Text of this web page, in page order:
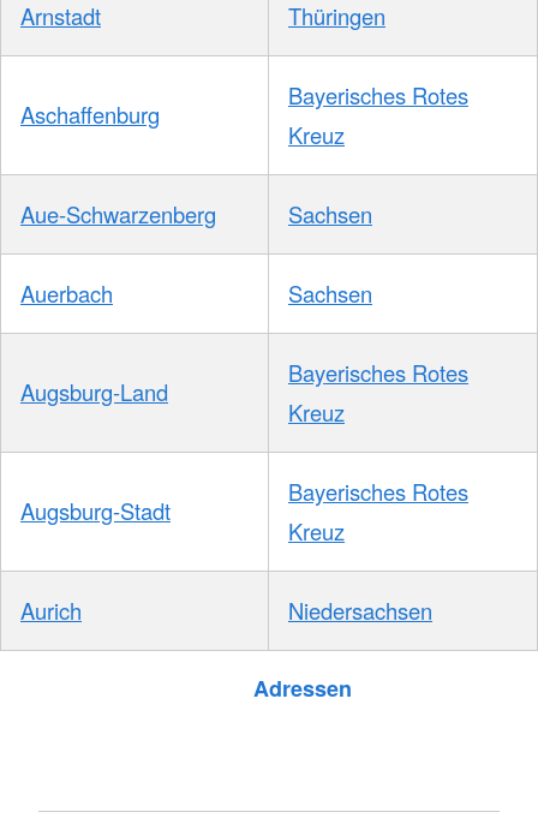
Arnstadt Thüringen
Aschaffenburg
Bayerisches Rotes
Kreuz
Aue-Schwarzenberg Sachsen
Auerbach Sachsen
Augsburg-Land
Bayerisches Rotes
Kreuz
Augsburg-Stadt
Bayerisches Rotes
Kreuz
Aurich Niedersachsen
Adressen